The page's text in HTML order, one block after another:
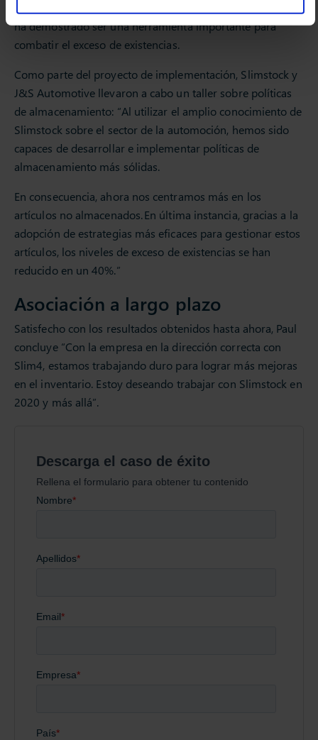
ha demostrado ser una herramienta importante para
combatir el exceso de existencias.
Como parte del proyecto de implementación, Slimstock y
J&S Automotive llevaron a cabo un taller sobre políticas
de almacenamiento: “Al utilizar el amplio conocimiento de
Slimstock sobre el sector de la automoción, hemos sido
capaces de desarrollar e implementar políticas de
almacenamiento más sólidas.
En consecuencia, ahora nos centramos más en los
artículos no almacenados. En última instancia, gracias a la
adopción de estrategias más eficaces para gestionar estos
artículos, los niveles de exceso de existencias se han
reducido en un 40%.”
Asociación a largo plazo
Satisfecho con los resultados obtenidos hasta ahora, Paul
concluye “Con la empresa en la dirección correcta con
Slim4, estamos trabajando duro para lograr más mejoras
en el inventario. Estoy deseando trabajar con Slimstock en
2020 y más allá”.